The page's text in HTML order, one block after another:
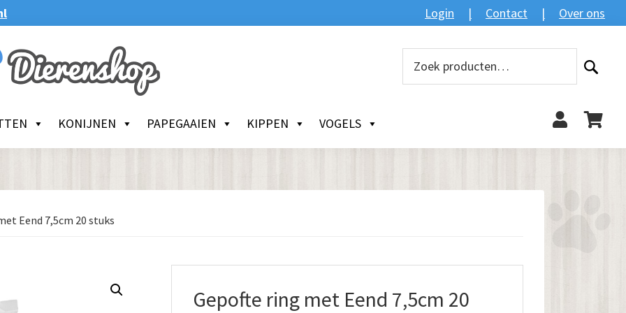
Login Contact Over ons
KONIJNEN PAPEGAAIEN KIPPEN VOGELS
Zoeken
Eend 7,5cm 20 stuks
Gepofte ring met Eend 7,5cm 20